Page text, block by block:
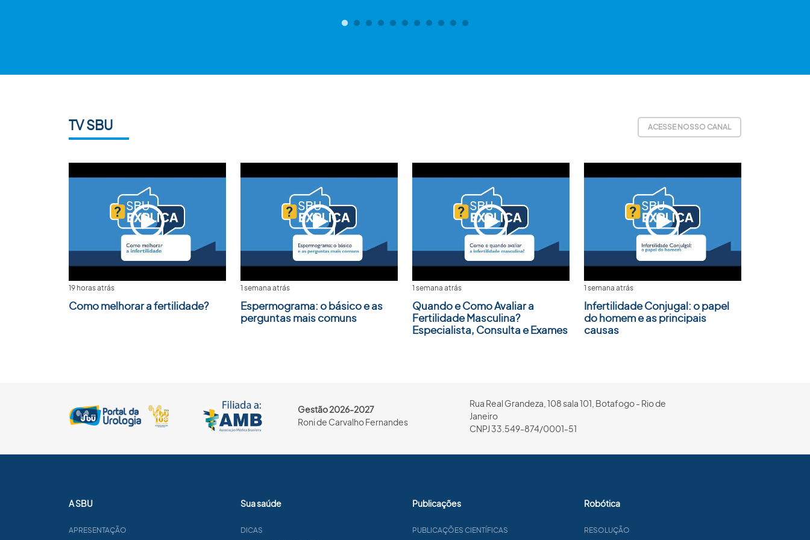
TV SBU ACESSE NOSSO CANAL
19 horas atrás
Como melhorar a fertilidade?
1 semana atrás
Espermograma: o básico e as
perguntas mais comuns
1 semana atrás
Quando e Como Avaliar a
Fertilidade Masculina?
Especialista, Consulta e Exames
1 semana atrás
Infertilidade Conjugal: o papel
do homem e as principais
causas
Gestão 2026-2027
Roni de Carvalho Fernandes
Rua Real Grandeza, 108 sala 101, Botafogo - Rio de
Janeiro
CNPJ 33.549-874/0001-51
A SBU
APRESENTAÇÃO
Sua saúde
DICAS
Publicações
PUBLICAÇÕES CIENTÍFICAS
Robótica
RESOLUÇÃO